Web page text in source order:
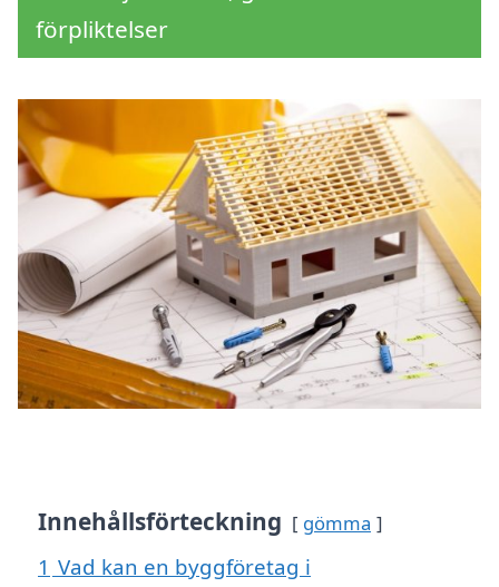
förpliktelser
Innehållsförteckning gömma
1 Vad kan en byggföretag i